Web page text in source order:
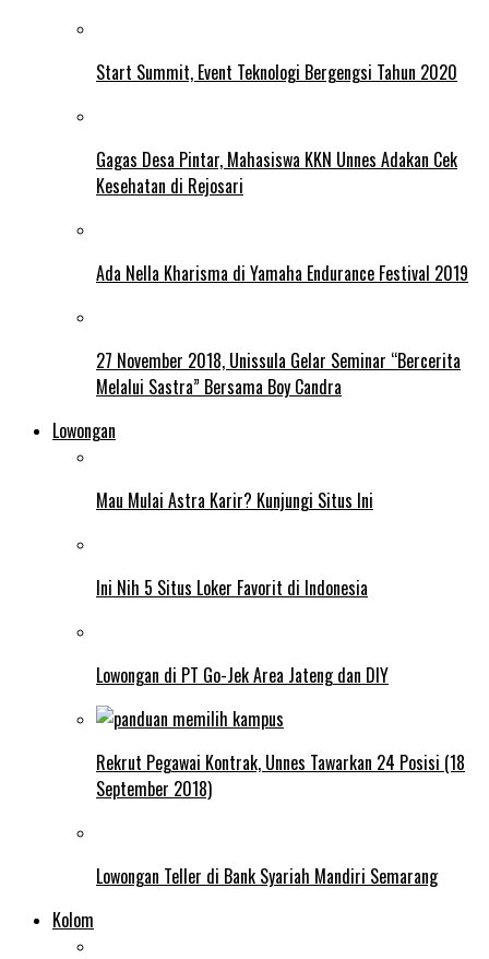
Start Summit, Event Teknologi Bergengsi Tahun 2020
Gagas Desa Pintar, Mahasiswa KKN Unnes Adakan Cek
Kesehatan di Rejosari
Ada Nella Kharisma di Yamaha Endurance Festival 2019
27 November 2018, Unissula Gelar Seminar “Bercerita
Melalui Sastra” Bersama Boy Candra
Lowongan
Mau Mulai Astra Karir? Kunjungi Situs Ini
Ini Nih 5 Situs Loker Favorit di Indonesia
Lowongan di PT Go-Jek Area Jateng dan DIY
Rekrut Pegawai Kontrak, Unnes Tawarkan 24 Posisi (18
September 2018)
Lowongan Teller di Bank Syariah Mandiri Semarang
Kolom